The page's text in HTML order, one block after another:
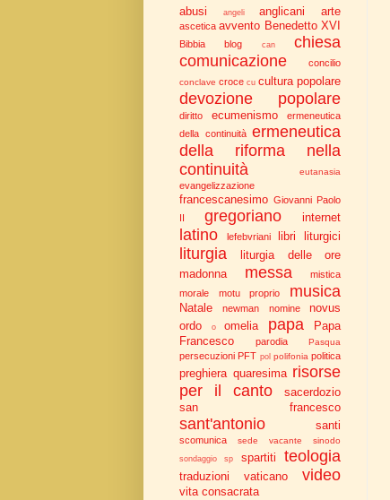
abusi angeli anglicani arte
ascetica avvento Benedetto XVI
Bibbia blog can
chiesa
comunicazione
concilio
conclave croce cu cultura popolare
devozione popolare
diritto ecumenismo
ermeneutica
della continuità ermeneutica
della riforma nella
continuità
eutanasia
evangelizzazione
francescanesimo Giovanni Paolo
II
gregoriano internet
latino lefebvriani libri liturgici
liturgia
liturgia delle ore
madonna
messa
mistica
morale
motu proprio musica
Natale newman nomine
novus
ordo
o omelia papa
Papa
Francesco
parodia Pasqua
persecuzioni PFT pol polifonia politica
preghiera quaresima risorse
per il canto
sacerdozio
san francesco
sant'antonio santi
scomunica sede vacante sinodo
sondaggio sp spartiti teologia
traduzioni vaticano video
vita consacrata